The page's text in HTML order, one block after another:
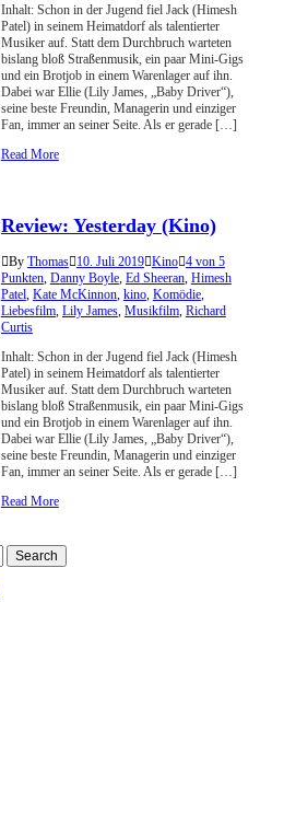
Inhalt: Schon in der Jugend fiel Jack (Himesh
Patel) in seinem Heimatdorf als talentierter
Musiker auf. Statt dem Durchbruch warteten
bislang bloß Straßenmusik, ein paar Mini-Gigs
und ein Brotjob in einem Warenlager auf ihn.
Dabei war Ellie (Lily James, „Baby Driver“),
seine beste Freundin, Managerin und einziger
Fan, immer an seiner Seite. Als er gerade […]
Read More
Review: Yesterday (Kino)
By Thomas 10. Juli 2019 Kino 4 von 5
Punkten, Danny Boyle, Ed Sheeran, Himesh
Patel, Kate McKinnon, kino, Komödie,
Liebesfilm, Lily James, Musikfilm, Richard
Curtis
Inhalt: Schon in der Jugend fiel Jack (Himesh
Patel) in seinem Heimatdorf als talentierter
Musiker auf. Statt dem Durchbruch warteten
bislang bloß Straßenmusik, ein paar Mini-Gigs
und ein Brotjob in einem Warenlager auf ihn.
Dabei war Ellie (Lily James, „Baby Driver“),
seine beste Freundin, Managerin und einziger
Fan, immer an seiner Seite. Als er gerade […]
Read More